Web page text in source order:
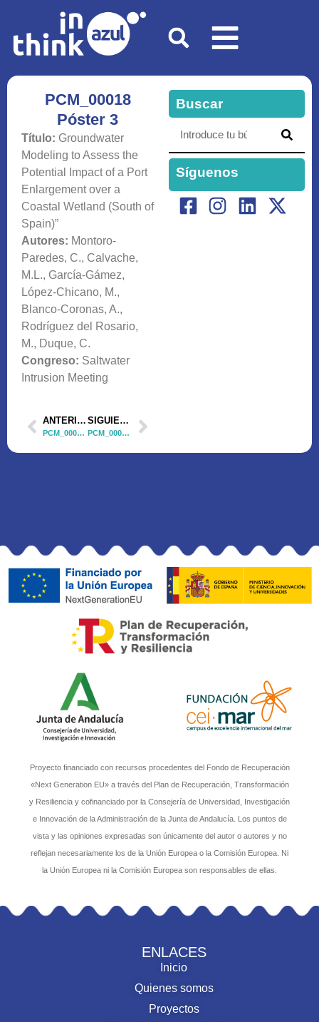
PCM_00018
Póster 3
Título: Groundwater
Modeling to Assess the
Potential Impact of a Port
Enlargement over a
Coastal Wetland (South of
Spain)”
Autores: Montoro-
Paredes, C., Calvache,
M.L., García-Gámez,
López-Chicano, M.,
Blanco-Coronas, A.,
Rodríguez del Rosario,
M., Duque, C.
Congreso: Saltwater
Intrusion Meeting
ANTERIOR
PCM_00018 Póster 2
SIGUIENTE
PCM_00018 Tesis 1
Buscar
Síguenos
Proyecto financiado con recursos procedentes del Fondo de Recuperación
«Next Generation EU» a través del Plan de Recuperación, Transformación
y Resiliencia y cofinanciado por la Consejería de Universidad, Investigación
e Innovación de la Administración de la Junta de Andalucía. Los puntos de
vista y las opiniones expresadas son únicamente del autor o autores y no
reflejan necesariamente los de la Unión Europea o la Comisión Europea. Ni
la Unión Europea ni la Comisión Europea son responsables de ellas.
ENLACES
Inicio
Quienes somos
Proyectos